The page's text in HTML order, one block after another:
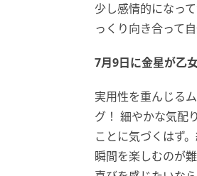
少し感情的になっ
っくり向き合って
7月9日に金星が乙
実用性を重んじる
グ！ 細やかな気配
ことに気づくはず
瞬間を楽しむのが